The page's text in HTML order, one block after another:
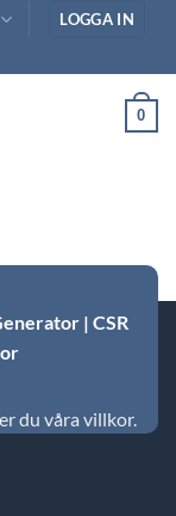
LOGGA IN
0
| CSR
du våra villkor.